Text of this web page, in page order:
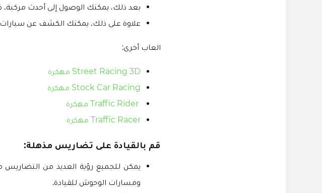
بعد ذلك، يمكنك الوصول إلى أحدث مركبة،
علاوة على ذلك، يمكنك الكشف عن سيارات
العاب أخرى:
Street Racing 3D مهكرة
Stock Car Racing مهكرة
Traffic Racer مهكرة
قم بالقيادة على تضاريس مذهلة:
يمكن للجميع رؤية العديد من
ومسارات الوحوش للقيادة.